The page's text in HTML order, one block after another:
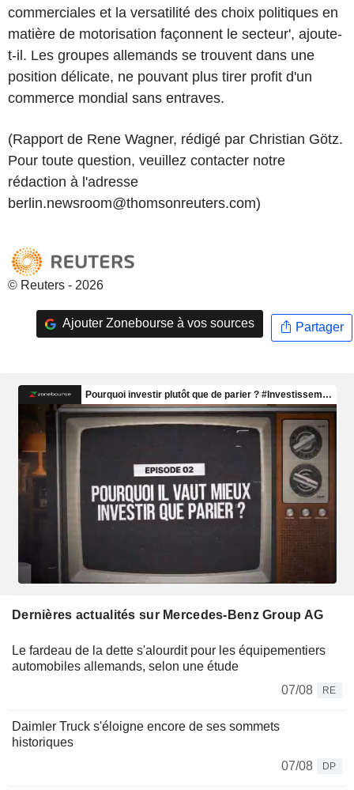
commerciales et la versatilité des choix politiques en
matière de motorisation façonnent le secteur', ajoute-
t-il. Les groupes allemands se trouvent dans une
position délicate, ne pouvant plus tirer profit d'un
commerce mondial sans entraves.
(Rapport de Rene Wagner, rédigé par Christian Götz.
Pour toute question, veuillez contacter notre
rédaction à l'adresse
berlin.newsroom@thomsonreuters.com)
© Reuters - 2026
Ajouter Zonebourse à vos sources Partager
Dernières actualités sur Mercedes-Benz Group AG
Le fardeau de la dette s'alourdit pour les équipementiers
automobiles allemands, selon une étude
07/08
RE
Daimler Truck s'éloigne encore de ses sommets
historiques
07/08
DP